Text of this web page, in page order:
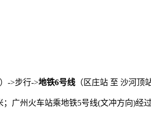
->步行->地铁6号线 （区庄站 至 沙河顶
广州火车站乘地铁5号线(文冲方向)经